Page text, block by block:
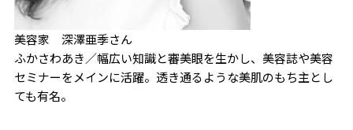
美容家 深澤亜季さん
ふかさわあき／幅広い知識と審美眼を生かし、美容誌や美容
セミナーをメインに活躍。透き通るような美肌のもち主とし
ても有名。